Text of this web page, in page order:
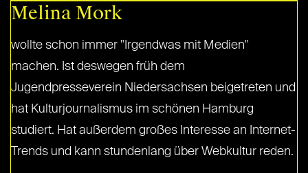
Melina Mork
wollte schon immer "Irgendwas mit Medien"
machen. Ist deswegen früh dem
Jugendpresseverein Niedersachsen beigetreten und
hat Kulturjournalismus im schönen Hamburg
studiert. Hat außerdem großes Interesse an Internet-
Trends und kann stundenlang über Webkultur reden.